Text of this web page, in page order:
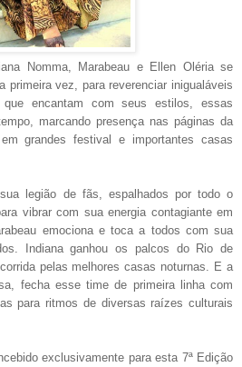
Nomma, Marabeau e Ellen Oléria se
primeira vez, para reverenciar inigualáveis
encantam com seus estilos, essas
marcando presença nas páginas da
grandes festival e importantes casas
legião de fãs, espalhados por todo o
vibrar com sua energia contagiante em
emociona e toca a todos com sua
Indiana ganhou os palcos do Rio de
pelas melhores casas noturnas. E a
fecha esse time de primeira linha com
para ritmos de diversas raízes culturais
exclusivamente para esta 7ª Edição